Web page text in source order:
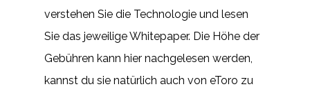
verstehen Sie die Technologie und lesen
Sie das jeweilige Whitepaper. Die Höhe der
Gebühren kann hier nachgelesen werden,
kannst du sie natürlich auch von eToro zu